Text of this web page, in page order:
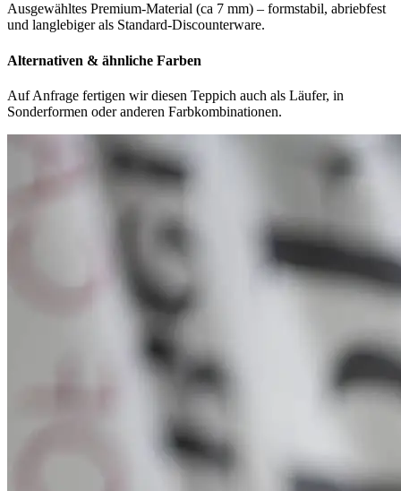
Ausgewähltes Premium-Material (ca 7 mm) – formstabil, abriebfest
und langlebiger als Standard-Discounterware.
Alternativen & ähnliche Farben
Auf Anfrage fertigen wir diesen Teppich auch als Läufer, in
Sonderformen oder anderen Farbkombinationen.